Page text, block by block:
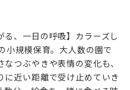
る、一日の呼吸】カラーズし
小規模保育。大人数の園で
なつぶやきや表情の変化も、
に近い距離で受け止めていき